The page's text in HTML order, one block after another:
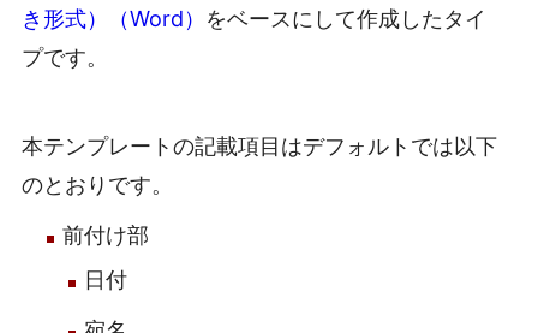
き形式）（Word） をベースにして作成したタイ
プです。
本テンプレートの記載項目はデフォルトでは以下
のとおりです。
前付け部
日付